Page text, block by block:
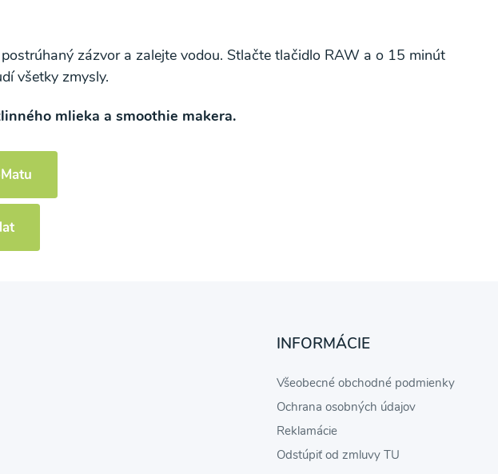
zázvor a zalejte vodou. Stlačte tlačidlo RAW a o 15 minút
všetky zmysly.
mlieka a smoothie makera.
INFORMÁCIE
Všeobecné obchodné podmienky
Ochrana osobných údajov
Reklamácie
Odstúpiť od zmluvy TU